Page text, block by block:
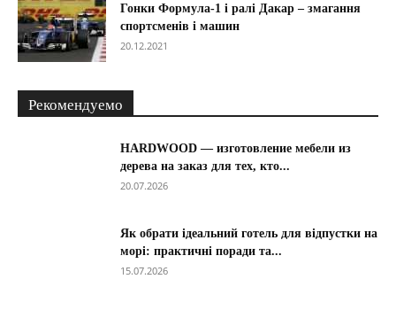
Гонки Формула-1 і ралі Дакар – змагання
спортсменів і машин
20.12.2021
Рекомендуемо
HARDWOOD — изготовление мебели из
дерева на заказ для тех, кто...
20.07.2026
Як обрати ідеальний готель для відпустки на
морі: практичні поради та...
15.07.2026